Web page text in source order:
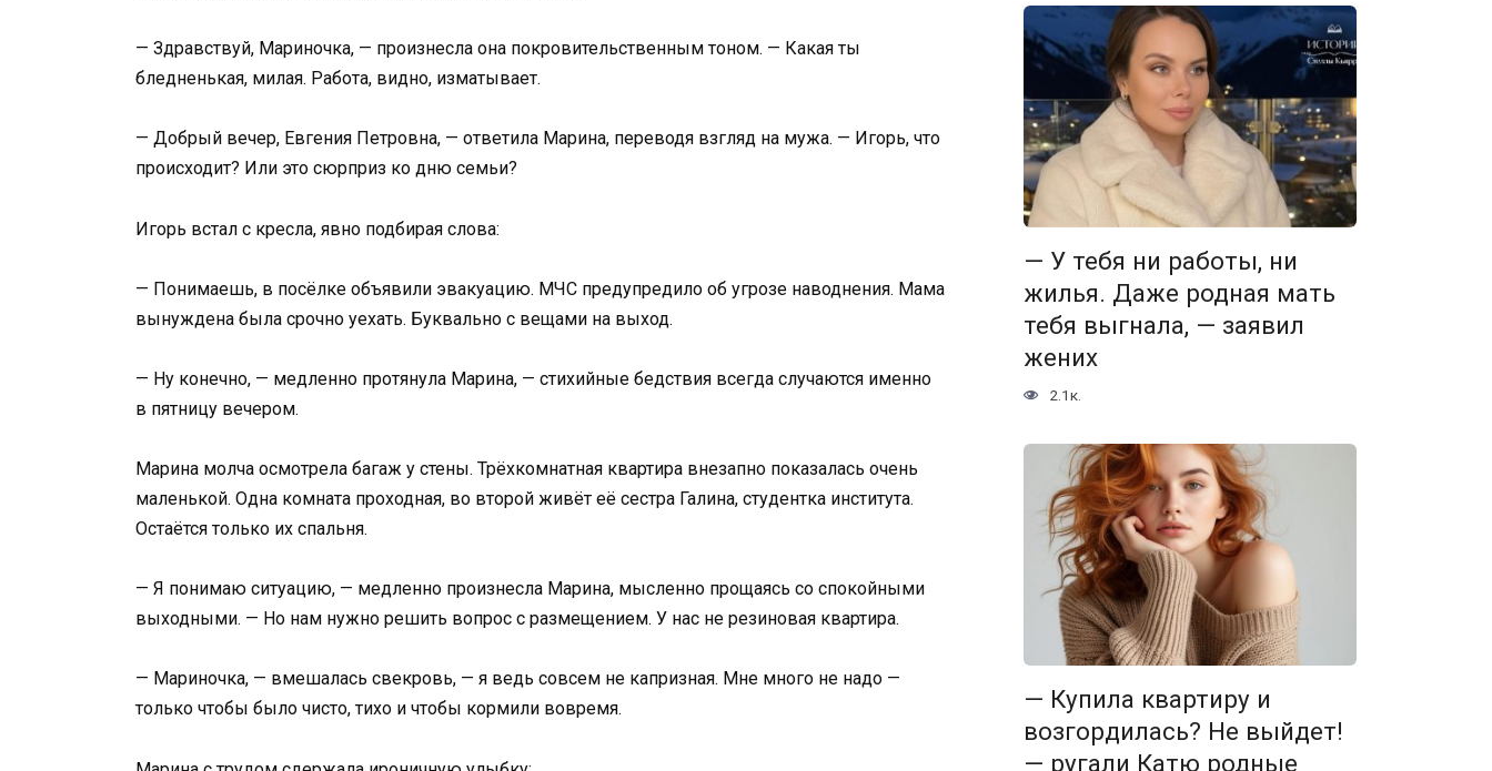
— Здравствуй, Мариночка, — произнесла она покровительственным тоном. — Какая ты
бледненькая, милая. Работа, видно, изматывает.
— Добрый вечер, Евгения Петровна, — ответила Марина, переводя взгляд на мужа. — Игорь, что
происходит? Или это сюрприз ко дню семьи?
Игорь встал с кресла, явно подбирая слова:
— Понимаешь, в посёлке объявили эвакуацию. МЧС предупредило об угрозе наводнения. Мама
вынуждена была срочно уехать. Буквально с вещами на выход.
— Ну конечно, — медленно протянула Марина, — стихийные бедствия всегда случаются именно
в пятницу вечером.
Марина молча осмотрела багаж у стены. Трёхкомнатная квартира внезапно показалась очень
маленькой. Одна комната проходная, во второй живёт её сестра Галина, студентка института.
Остаётся только их спальня.
— Я понимаю ситуацию, — медленно произнесла Марина, мысленно прощаясь со спокойными
выходными. — Но нам нужно решить вопрос с размещением. У нас не резиновая квартира.
— Мариночка, — вмешалась свекровь, — я ведь совсем не капризная. Мне много не надо —
только чтобы было чисто, тихо и чтобы кормили вовремя.
— У тебя ни работы, ни
жилья. Даже родная мать
тебя выгнала, — заявил
жених
2.1к.
— Купила квартиру и
возгордилась? Не выйдет!
— ругали Катю родные